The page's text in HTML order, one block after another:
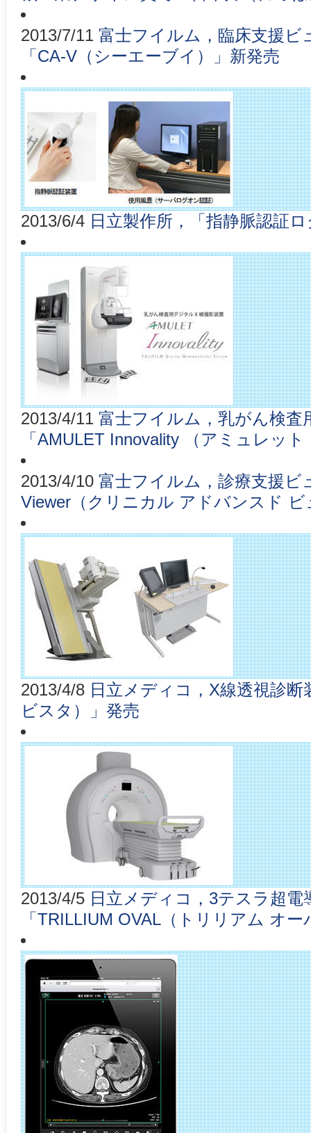
2013/7/11 富士フイルム，臨床支援ビ
「CA-V（シーエーブイ）」新発売
2013/6/4 日立製作所，「指静脈認証
2013/4/11 富士フイルム，乳がん検査
「AMULET Innovality （アミュレッ
2013/4/10 富士フイルム，診療支援ビ
Viewer（クリニカル アドバンスド ビ
2013/4/8 日立メディコ，X線透視診
ビスタ）」発売
2013/4/5 日立メディコ，3テスラ超電
「TRILLIUM OVAL（トリリアム オ